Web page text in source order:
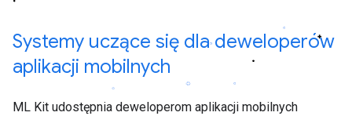
Systemy uczące się dla deweloperów
aplikacji mobilnych
ML Kit udostępnia deweloperom aplikacji mobilnych